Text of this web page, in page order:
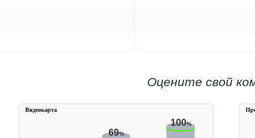
Оцените свой
69%
100%
Видеокарта